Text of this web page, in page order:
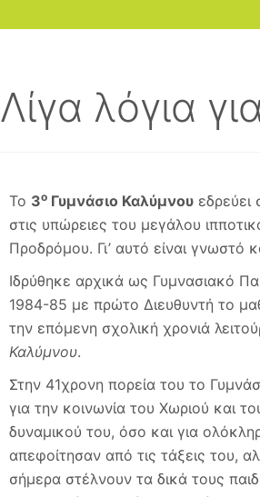
Λίγα λόγια
Το 3ο Γυμνάσιο Καλύμνου
στις υπώρειες του μεγάλου
Προδρόμου. Γι’ αυτό είναι γνωστό
Ιδρύθηκε αρχικά ως Γυμνασιακό
1984-85 με πρώτο Διευθυντή το
την επόμενη σχολική χρονιά
Καλύμνου.
Στην 41χρονη πορεία του το
για την κοινωνία του Χωριού και
δυναμικού του, όσο και για
απεφοίτησαν από τις τάξεις του,
σήμερα στέλνουν τα δικά τους